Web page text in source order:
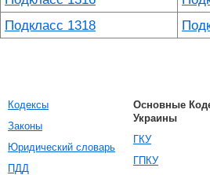
Подкласс 1318
Кодексы
Законы
Юридический словарь
ПДД
Основные
Украины
ГКУ
ГПКУ